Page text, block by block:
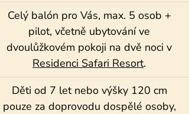
Celý balón pro Vás, max. 5 osob +
pilot, včetně ubytování ve
dvoulůžkovém pokoji na dvě noci v
Residenci Safari Resort.
Děti od 7 let nebo výšky 120 cm
pouze za doprovodu dospělé osoby,